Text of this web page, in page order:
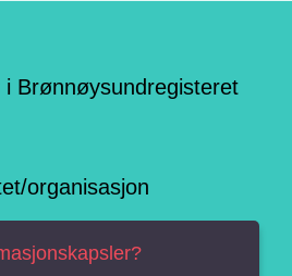
Brønnøysundregisteret
organisasjon